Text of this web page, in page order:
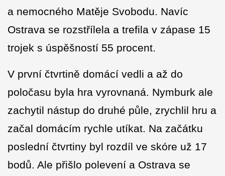
a nemocného Matěje Svobodu. Navíc
Ostrava se rozstřílela a trefila v zápase 15
trojek s úspěšností 55 procent.
V první čtvrtině domácí vedli a až do
poločasu byla hra vyrovnaná. Nymburk ale
zachytil nástup do druhé půle, zrychlil hru a
začal domácím rychle utíkat. Na začátku
poslední čtvrtiny byl rozdíl ve skóre už 17
bodů. Ale přišlo polevení a Ostrava se